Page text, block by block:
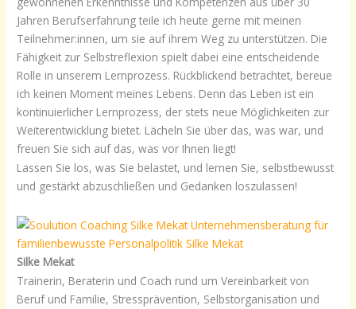
Jahren Berufserfahrung teile ich heute gerne mit meinen
Teilnehmer:innen, um sie auf ihrem Weg zu unterstützen. Die
Fähigkeit zur Selbstreflexion spielt dabei eine entscheidende
Rolle in unserem Lernprozess. Rückblickend betrachtet, bereue
ich keinen Moment meines Lebens. Denn das Leben ist ein
kontinuierlicher Lernprozess, der stets neue Möglichkeiten zur
Weiterentwicklung bietet. Lächeln Sie über das, was war, und
freuen Sie sich auf das, was vor Ihnen liegt!
Lassen Sie los, was Sie belastet, und lernen Sie, selbstbewusst
und gestärkt abzuschließen und Gedanken loszulassen!
Silke Mekat
Trainerin, Beraterin und Coach rund um Vereinbarkeit von
Beruf und Familie, Stressprävention, Selbstorganisation und